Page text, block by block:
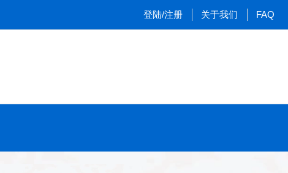
登陆/注册 关于我们 FAQ